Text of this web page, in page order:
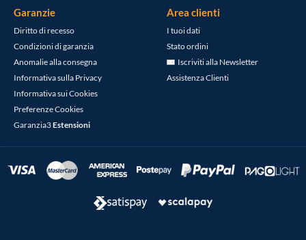
Garanzie
Diritto di recesso
Condizioni di garanzia
Anomalie alla consegna
Informativa sulla Privacy
Informativa sui Cookies
Preferenze Cookies
Garanzia3Estensioni
Area clienti
I tuoi dati
Stato ordini
Iscriviti alla Newsletter
Assistenza Clienti